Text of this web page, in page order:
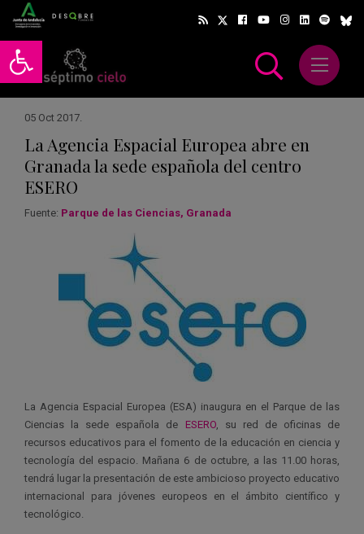
Abrir barra de herramientas
Abrir
05 Oct 2017.
La Agencia Espacial Europea abre en
Granada la sede española del centro
ESERO
Fuente: Parque de las Ciencias, Granada
La Agencia Espacial Europea (ESA) inaugura en el Parque de las
Ciencias la sede española de ESERO, su red de oficinas de
recursos educativos para el fomento de la educación en ciencia y
tecnología del espacio. Mañana 6 de octubre, a las 11.00 horas,
tendrá lugar la presentación de este ambicioso proyecto educativo
internacional para jóvenes europeos en el ámbito científico y
tecnológico.